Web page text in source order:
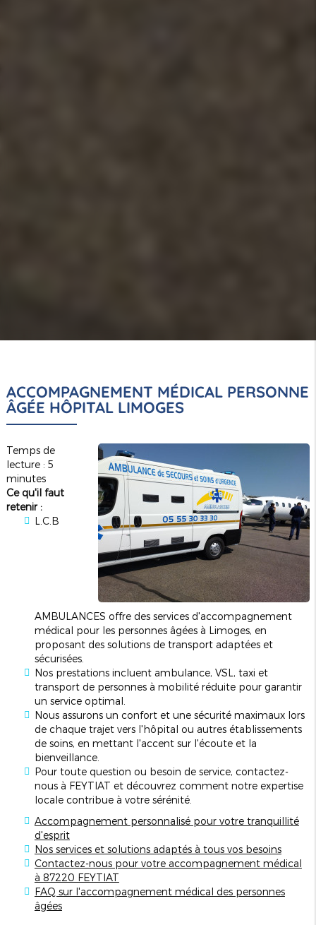
ACCOMPAGNEMENT MÉDICAL PERSONNE
ÂGÉE HÔPITAL LIMOGES
Temps de
lecture : 5
minutes
Ce qu'il faut
retenir :
L.C.B
AMBULANCES offre des services d'accompagnement
médical pour les personnes âgées à Limoges, en
proposant des solutions de transport adaptées et
sécurisées.
Nos prestations incluent ambulance, VSL, taxi et
transport de personnes à mobilité réduite pour garantir
un service optimal.
Nous assurons un confort et une sécurité maximaux lors
de chaque trajet vers l'hôpital ou autres établissements
de soins, en mettant l'accent sur l'écoute et la
bienveillance.
Pour toute question ou besoin de service, contactez-
nous à FEYTIAT et découvrez comment notre expertise
locale contribue à votre sérénité.
Accompagnement personnalisé pour votre tranquillité
d'esprit
Nos services et solutions adaptés à tous vos besoins
Contactez-nous pour votre accompagnement médical
à 87220 FEYTIAT
FAQ sur l'accompagnement médical des personnes
âgées